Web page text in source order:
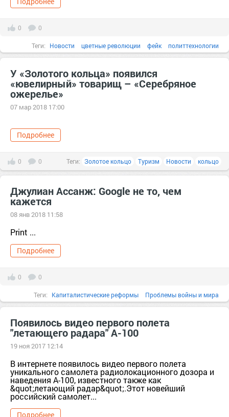
0 0
Теги: Новости цветные революции фейк политтехнологии
У «Золотого кольца» появился
«ювелирный» товарищ – «Серебряное
ожерелье»
07 мар 2018 17:00
Подробнее
0 0 Теги: Золотое кольцо Туризм Новости кольцо
Джулиан Ассанж: Google не то, чем
кажется
08 янв 2018 11:58
Print ...
Подробнее
0 0
Теги: Капиталистические реформы Проблемы войны и мира
Условия и безопасности труда "война с терроризмом"
антикоммунизм
гражданское общество Гугл дезинформация дискриминация
империализм Интеллект Интернет колодка мышления
корпорации коррупция
Появилось видео первого полета
"летающего радара" А-100
19 ноя 2017 12:14
В интернете появилось видео первого полета
уникального самолета радиолокационного дозора и
наведения А-100, известного также как
&quot;летающий радар&quot;.Этот новейший
российский самолет...
Подробнее